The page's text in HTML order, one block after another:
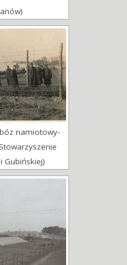
namiotowy-
Gubińskiej)